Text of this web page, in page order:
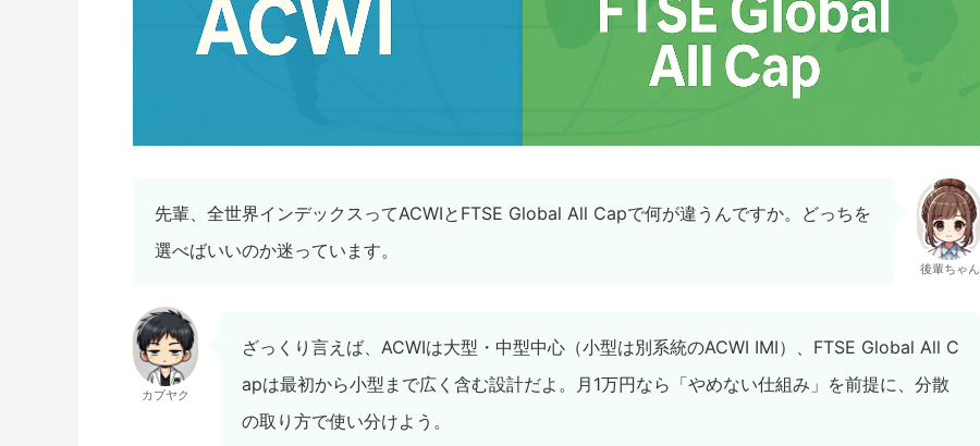
先輩、全世界インデックスってACWIとFTSE Global All Capで何が違うんですか。どっちを
選べばいいのか迷っています。
後輩ちゃん
カブヤク
ざっくり言えば、ACWIは大型・中型中心（小型は別系統のACWI IMI）、FTSE Global All C
apは最初から小型まで広く含む設計だよ。月1万円なら「やめない仕組み」を前提に、分散
の取り方で使い分けよう。